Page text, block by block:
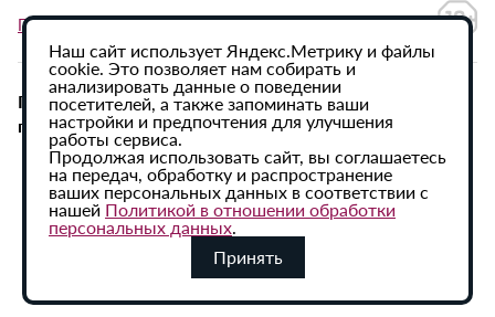
Политика в отношении обработки персональных данных
При использовании материалов сайта активная
гиперссылка на ИА «Регион 64» обязательна.
Наш сайт использует Яндекс.Метрику и файлы
cookie. Это позволяет нам собирать и
анализировать данные о поведении
посетителей, а также запоминать ваши
настройки и предпочтения для улучшения
работы сервиса.
Продолжая использовать сайт, вы соглашаетесь
на передач, обработку и распространение
ваших персональных данных в соответствии с
нашей Политикой в отношении обработки
персональных данных.
Принять